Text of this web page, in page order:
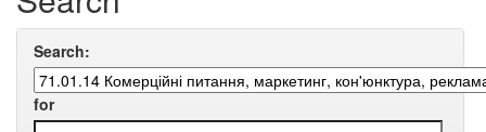
Search:
for